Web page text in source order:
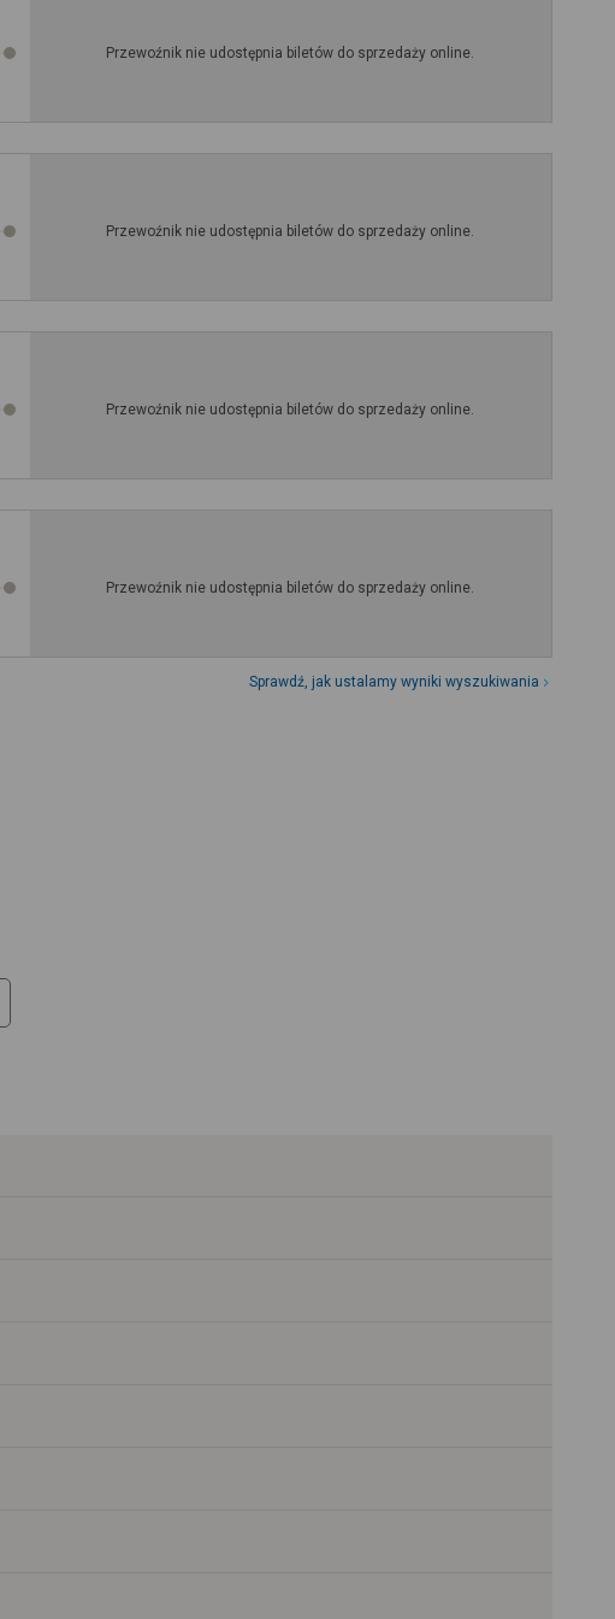
Przewoźnik nie udostępnia biletów do sprzedaży online.
Przewoźnik nie udostępnia biletów do sprzedaży online.
Przewoźnik nie udostępnia biletów do sprzedaży online.
Przewoźnik nie udostępnia biletów do sprzedaży online.
Sprawdź, jak ustalamy wyniki wyszukiwania